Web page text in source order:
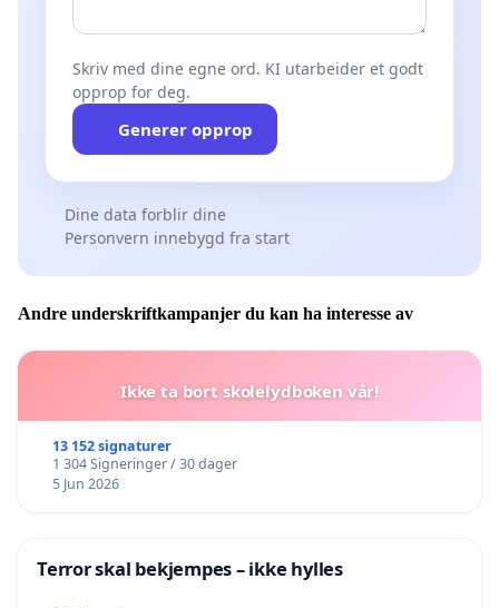
Skriv med dine egne ord. KI utarbeider et godt
opprop for deg.
Generer opprop
Dine data forblir dine
Personvern innebygd fra start
Andre underskriftkampanjer du kan ha interesse av
Ikke ta bort skolelydboken vår!
13 152 signaturer
1 304 Signeringer / 30 dager
5 Jun 2026
Terror skal bekjempes – ikke hylles